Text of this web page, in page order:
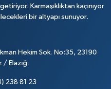
Karmaşıklıktan kaçınıyor
bir altyapı sunuyor.
Hekim Sok. No:35, 23190
/ Elazığ
238 81 23